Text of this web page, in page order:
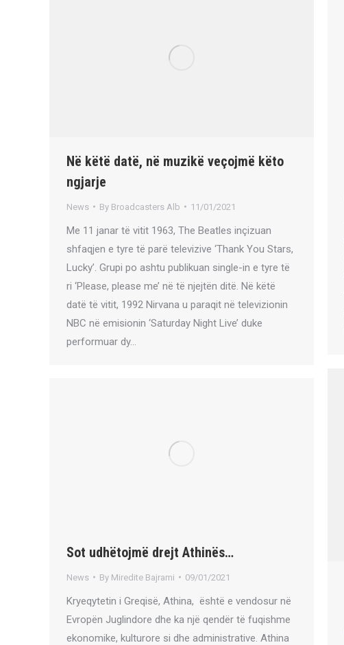
Në këtë datë, në muzikë veçojmë këto
ngjarje
News By Broadcasters Alb 11/01/2021
Me 11 janar të vitit 1963, The Beatles inçizuan
shfaqjen e tyre të parë televizive ‘Thank You Stars,
Lucky’. Grupi po ashtu publikuan single-in e tyre të
ri ‘Please, please me’ në të njejtën ditë. Në këtë
datë të vitit, 1992 Nirvana u paraqit në televizionin
NBC në emisionin ‘Saturday Night Live’ duke
performuar dy…
Sot udhëtojmë drejt Athinës…
News By Miredite Bajrami 09/01/2021
Kryeqytetin i Greqisë, Athina, është e vendosur në
Evropën Juglindore dhe ka një qendër të fuqishme
ekonomike, kulturore si dhe administrative. Athina